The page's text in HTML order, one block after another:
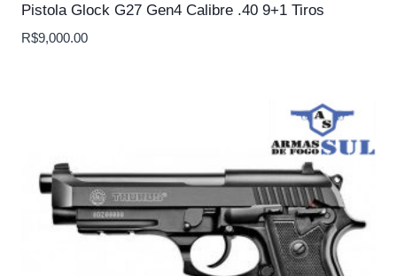
Pistola Glock G27 Gen4 Calibre .40 9+1 Tiros
R$9,000.00